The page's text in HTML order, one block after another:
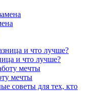
и что лучше?
мечты